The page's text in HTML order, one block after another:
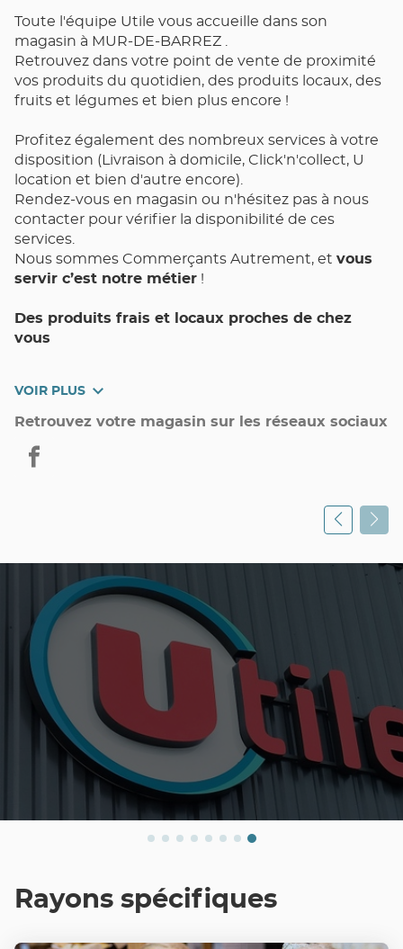
Toute l'équipe Utile vous accueille dans son
magasin à MUR-DE-BARREZ .
Retrouvez dans votre point de vente de proximité
vos produits du quotidien, des produits locaux, des
fruits et légumes et bien plus encore !
Profitez également des nombreux services à votre
disposition (Livraison à domicile, Click'n'collect, U
location et bien d'autre encore).
Rendez-vous en magasin ou n'hésitez pas à nous
contacter pour vérifier la disponibilité de ces
services.
Nous sommes Commerçants Autrement, et vous
servir c’est notre métier !
Des produits frais et locaux proches de chez
vous
et toute son équipe met un point d’honneur à vous
assurer Qualité, Choix, Fraîcheur, et Pouvoir d’Achat
VOIR PLUS
Retrouvez votre magasin sur les réseaux sociaux
Utile
BARREZ
Rayons spécifiques